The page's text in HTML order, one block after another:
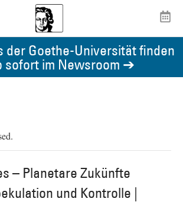
der Goethe-Universität finden
sofort im Newsroom ➔
– Planetare Zukünfte
und Kontrolle |